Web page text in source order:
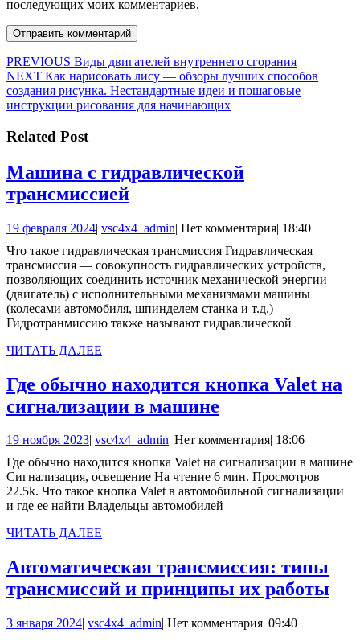
последующих моих комментариев.
Навигация
по
записям
PREVIOUS Предыдущая
запись:
Виды двигателей внутреннего сгорания
NEXT Следующая
запись:
Как нарисовать лису — обзоры лучших способов
создания рисунка. Нестандартные идеи и пошаговые
инструкции рисования для начинающих
Related Post
Машина с гидравлической
трансмиссиейМашина
гидравлической
трансмиссией
19 февраля 202419
2024
| vsc4x4_adminvsc4x4_admin
| Нет комментария| 18:40
Что такое гидравлическая трансмиссия Гидравлическая
трансмиссия — совокупность гидравлических устройств,
позволяющих соединить источник механической энергии
(двигатель) с исполнительными механизмами машины
(колесами автомобиля, шпинделем станка и т.д.)
Гидротранмиссию также называют гидравлической
ЧИТАТЬ ДАЛЕЕ
Где обычно находится кнопка Valet на
сигнализации в машине
находится
кнопка
Valet
на
машине
19 ноября 202319
2023
vsc4x4_adminvsc4x4_admin
Нет комментария 18:06
Где обычно находится кнопка Valet на сигнализации в машине
Сигнализация, освещение На чтение 6 мин. Просмотров
22.5k. Что такое кнопка Valet в автомобильной сигнализации
и где ее найти Владельцы автомобилей
ЧИТАТЬ ДАЛЕЕ
Автоматическая трансмиссия: типы
трансмиссий и принципы их работы
3 января 20243| vsc4x4_adminvsc4x4_admin
| Нет комментария| 09:40